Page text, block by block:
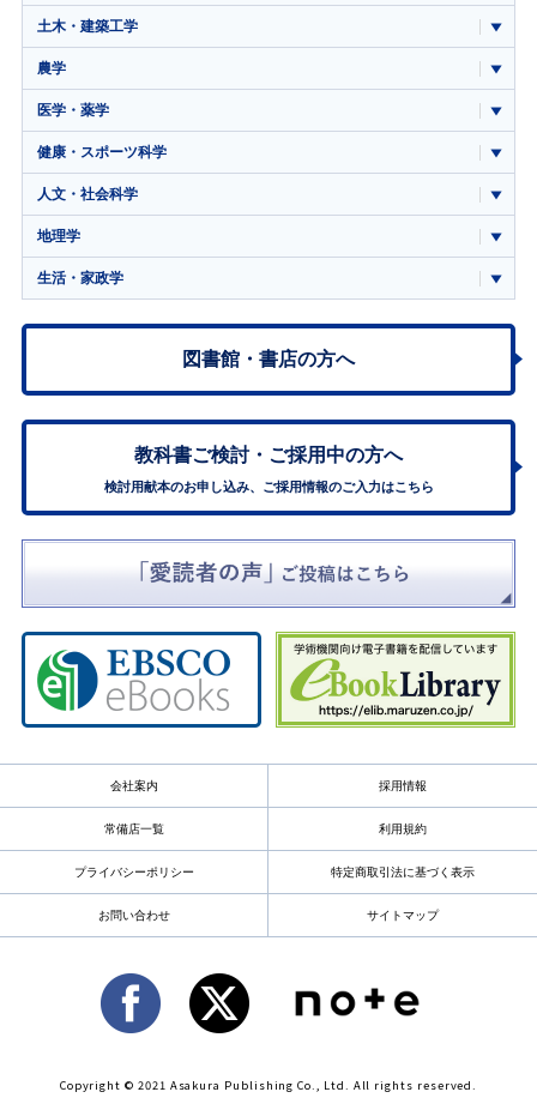
土木・建築工学
農学
医学・薬学
健康・スポーツ科学
人文・社会科学
地理学
生活・家政学
図書館・書店の方へ
教科書ご検討・ ご採用中の方へ
検討用献本のお申し込み、ご採用情報のご入力はこちら
会社案内 採用情報
常備店一覧 利用規約
プライバシーポリシー 特定商取引法に基づく表示
お問い合わせ サイトマップ
Copyright © 2021 Asakura Publishing Co., Ltd. All rights reserved.